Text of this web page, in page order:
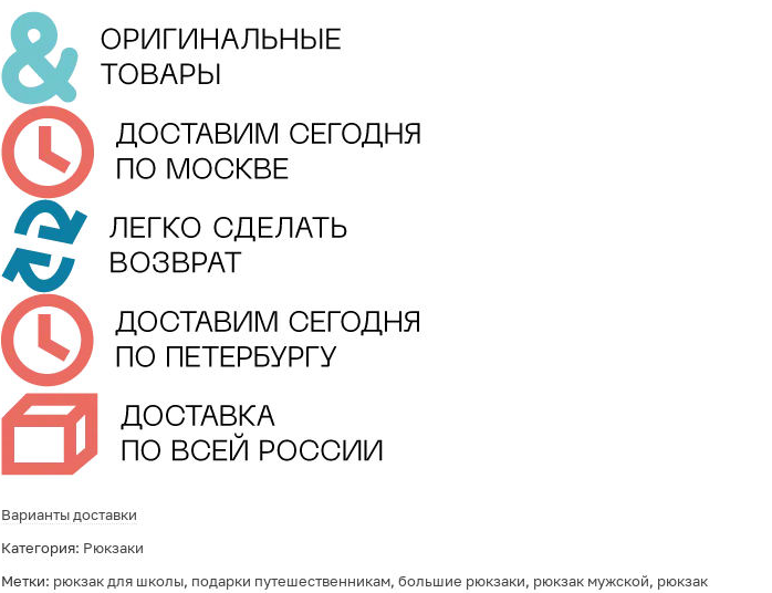
Варианты доставки
Категория: Рюкзаки
Метки: рюкзак для школы, подарки путешественникам, большие рюкзаки, рюкзак мужской, рюкзак